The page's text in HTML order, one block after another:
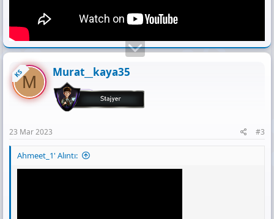
KSM Murat__kaya35
23 Mar 2023 #3
Ahmeet_1' Alıntı: